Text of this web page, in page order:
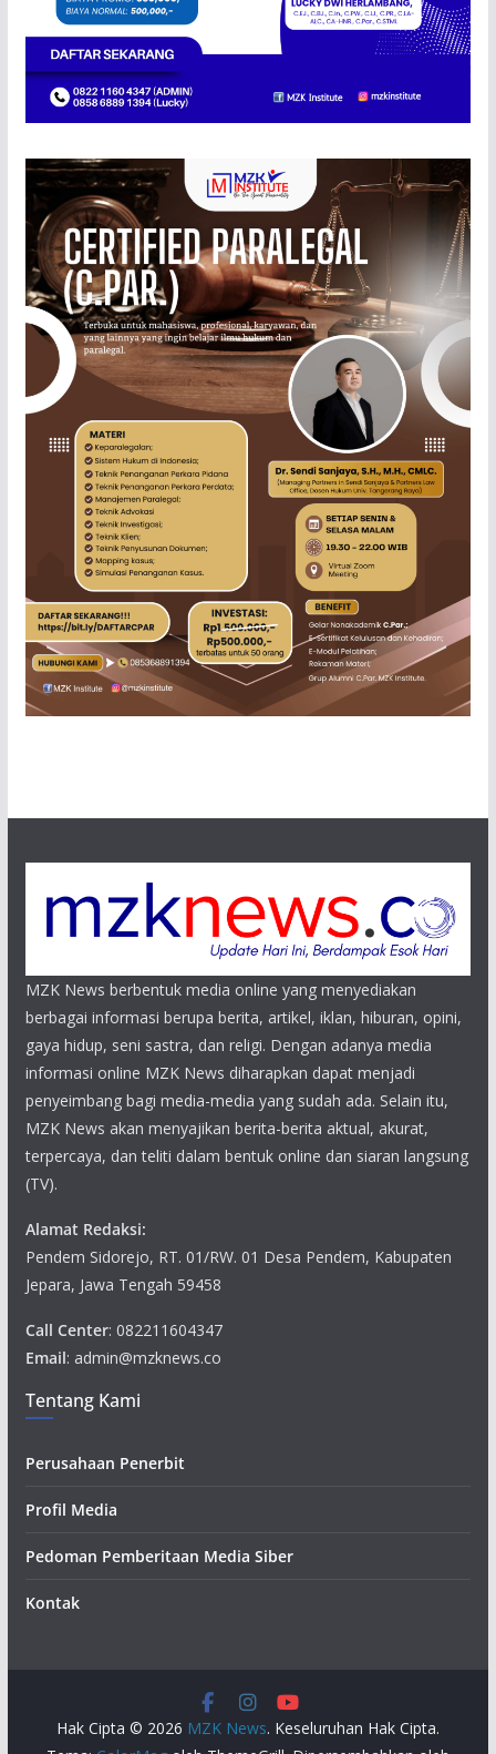
MZK News berbentuk media online yang menyediakan
berbagai informasi berupa berita, artikel, iklan, hiburan, opini,
gaya hidup, seni sastra, dan religi. Dengan adanya media
informasi online MZK News diharapkan dapat menjadi
penyeimbang bagi media-media yang sudah ada. Selain itu,
MZK News akan menyajikan berita-berita aktual, akurat,
terpercaya, dan teliti dalam bentuk online dan siaran langsung
(TV).
Alamat Redaksi:
Pendem Sidorejo, RT. 01/RW. 01 Desa Pendem, Kabupaten
Jepara, Jawa Tengah 59458
Call Center: 082211604347
Email: admin@mzknews.co
Tentang Kami
Perusahaan Penerbit
Profil Media
Pedoman Pemberitaan Media Siber
Kontak
Hak Cipta © 2026 MZK News. Keseluruhan Hak Cipta.